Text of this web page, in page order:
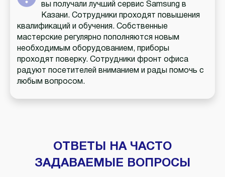
вы получали лучший сервис Samsung в
Казани. Сотрудники проходят повышения
квалификаций и обучения. Собственные
мастерские регулярно пополняются новым
необходимым оборудованием, приборы
проходят поверку. Сотрудники фронт офиса
радуют посетителей вниманием и рады помочь с
любым вопросом.
ОТВЕТЫ НА ЧАСТО
ЗАДАВАЕМЫЕ ВОПРОСЫ